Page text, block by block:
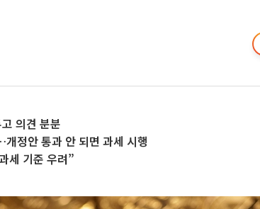
의견 분분
정안 통과 안 되면 과세 시행
세 기준 우려”